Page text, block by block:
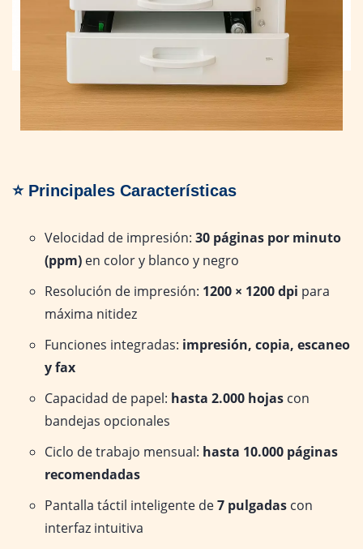
⭐ Principales Características
Velocidad de impresión: 30 páginas por minuto
(ppm) en color y blanco y negro
Resolución de impresión: 1200 × 1200 dpi para
máxima nitidez
Funciones integradas: impresión, copia, escaneo
y fax
Capacidad de papel: hasta 2.000 hojas con
bandejas opcionales
Ciclo de trabajo mensual: hasta 10.000 páginas
recomendadas
Pantalla táctil inteligente de7 pulgadas con
interfaz intuitiva